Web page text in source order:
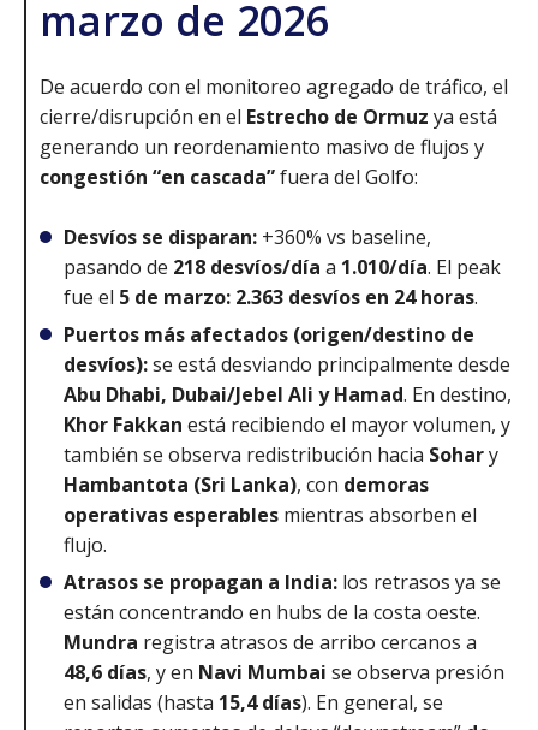
marzo de 2026
De acuerdo con el monitoreo agregado de tráfico, el
cierre/disrupción en el Estrecho de Ormuz ya está
generando un reordenamiento masivo de flujos y
congestión “en cascada”fuera del Golfo:
Desvíos se disparan: +360% vs baseline,
pasando de 218 desvíos/día a 1.010/día. El peak
fue el 5 de marzo: 2.363 desvíos en 24 horas.
Puertos más afectados (origen/destino de
desvíos):se está desviando principalmente desde
Abu Dhabi, Dubai/Jebel Ali y Hamad. En destino,
Khor Fakkan está recibiendo el mayor volumen, y
también se observa redistribución hacia Sohary
Hambantota (Sri Lanka), con demoras
operativas esperables mientras absorben el
flujo.
Atrasos se propagan a India: los retrasos ya se
están concentrando en hubs de la costa oeste.
Mundra registra atrasos de arribo cercanos a
48,6 días, y en Navi Mumbai se observa presión
en salidas (hasta 15,4 días). En general, se